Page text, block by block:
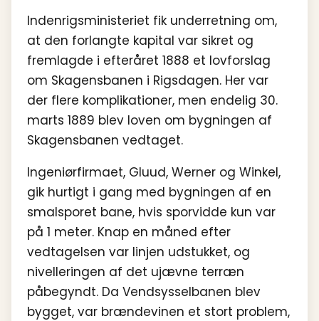
Indenrigsministeriet fik underretning om,
at den forlangte kapital var sikret og
fremlagde i efteråret 1888 et lovforslag
om Skagensbanen i Rigsdagen. Her var
der flere komplikationer, men endelig 30.
marts 1889 blev loven om bygningen af
Skagensbanen vedtaget.
Ingeniørfirmaet, Gluud, Werner og Winkel,
gik hurtigt i gang med bygningen af en
smalsporet bane, hvis sporvidde kun var
på 1 meter. Knap en måned efter
vedtagelsen var linjen udstukket, og
nivelleringen af det ujævne terræn
påbegyndt. Da Vendsysselbanen blev
bygget, var brændevinen et stort problem,